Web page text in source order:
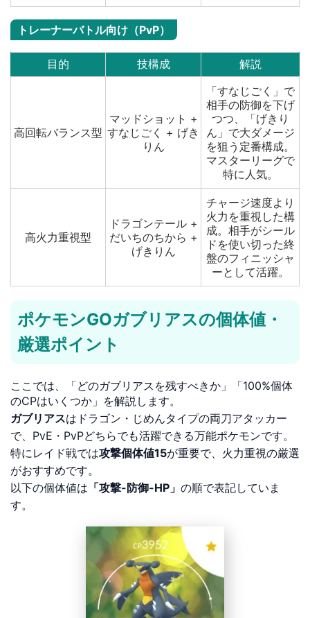
トレーナーバトル向け（PvP）
目的 技構成 解説
高回転バランス型
マッドショット +
すなじごく + げき
りん
「すなじごく」で
相手の防御を下げ
つつ、「げきり
ん」で大ダメージ
を狙う定番構成。
マスターリーグで
特に人気。
高火力重視型
ドラゴンテール +
だいちのちから +
げきりん
チャージ速度より
火力を重視した構
成。相手がシール
ドを使い切った終
盤のフィニッシャ
ーとして活躍。
ポケモンGOガブリアスの個体値・
厳選ポイント
ここでは、「どのガブリアスを残すべきか」「100%個体
のCPはいくつか」を解説します。
ガブリアスはドラゴン・じめんタイプの両刀アタッカー
で、PvE・PvPどちらでも活躍できる万能ポケモンです。
特にレイド戦では攻撃個体値15が重要で、火力重視の厳選
がおすすめです。
以下の個体値は 「攻撃-防御-HP」 の順で表記していま
す。